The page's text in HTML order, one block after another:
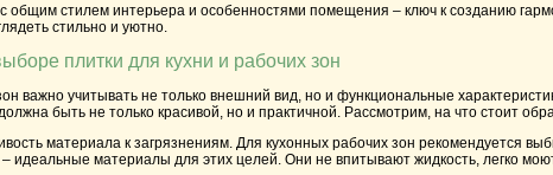
общим стилем интерьера и особенностями помещения – ключ к созданию
стильно и уютно.
плитки для кухни и рабочих зон
важно учитывать не только внешний вид, но и функциональные
быть не только красивой, но и практичной. Рассмотрим, на что стоит
материала к загрязнениям. Для кухонных рабочих зон рекомендуется
идеальные материалы для этих целей. Они не впитывают жидкость, легко